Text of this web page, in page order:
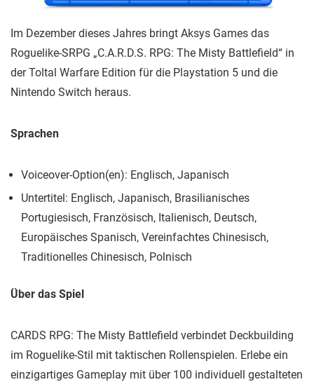
Im Dezember dieses Jahres bringt Aksys Games das
Roguelike-SRPG „C.A.R.D.S. RPG: The Misty Battlefield“ in
der Toltal Warfare Edition für die Playstation 5 und die
Nintendo Switch heraus.
Sprachen
Voiceover-Option(en): Englisch, Japanisch
Untertitel: Englisch, Japanisch, Brasilianisches
Portugiesisch, Französisch, Italienisch, Deutsch,
Europäisches Spanisch, Vereinfachtes Chinesisch,
Traditionelles Chinesisch, Polnisch
Über das Spiel
CARDS RPG: The Misty Battlefield verbindet Deckbuilding
im Roguelike-Stil mit taktischen Rollenspielen. Erlebe ein
einzigartiges Gameplay mit über 100 individuell gestalteten